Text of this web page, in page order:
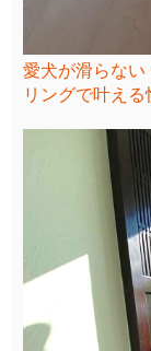
愛犬が滑らな
リングで叶え